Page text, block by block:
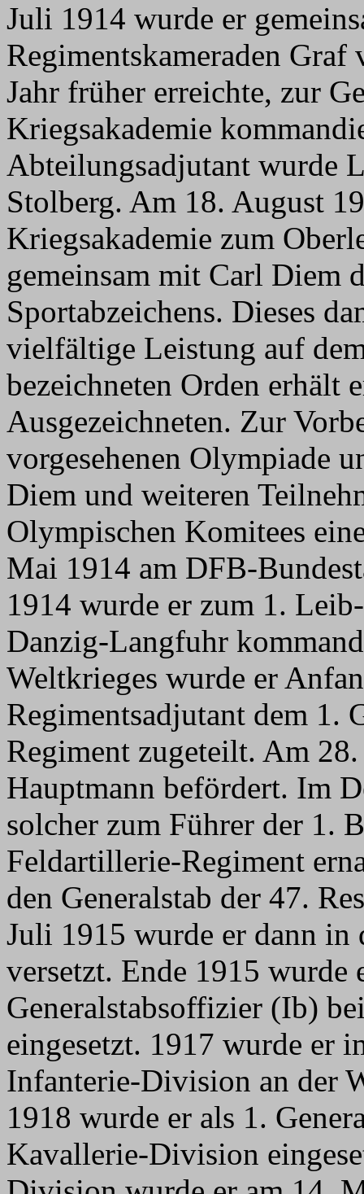
Juli 1914 wurde er
Regimentskameraden Graf
Jahr früher erreichte, zur
Kriegsakademie
Abteilungsadjutant wurde
Stolberg. Am 18. August
Kriegsakademie zum
gemeinsam mit Carl Diem
Sportabzeichens. Dieses
vielfältige Leistung auf
bezeichneten Orden erhält
Ausgezeichneten. Zur
vorgesehenen Olympiade
Diem und weiteren
Olympischen Komitees
Mai 1914 am DFB-
1914 wurde er zum 1.
Danzig-Langfuhr
Weltkrieges wurde er
Regimentsadjutant dem 1.
Regiment zugeteilt. Am
Hauptmann befördert. Im
solcher zum Führer der 1.
Feldartillerie-Regiment
den Generalstab der 47.
Juli 1915 wurde er dann in
versetzt. Ende 1915 wurde
Generalstabsoffizier (Ib)
eingesetzt. 1917 wurde er
Infanterie-Division an der
1918 wurde er als 1.
Kavallerie-Division